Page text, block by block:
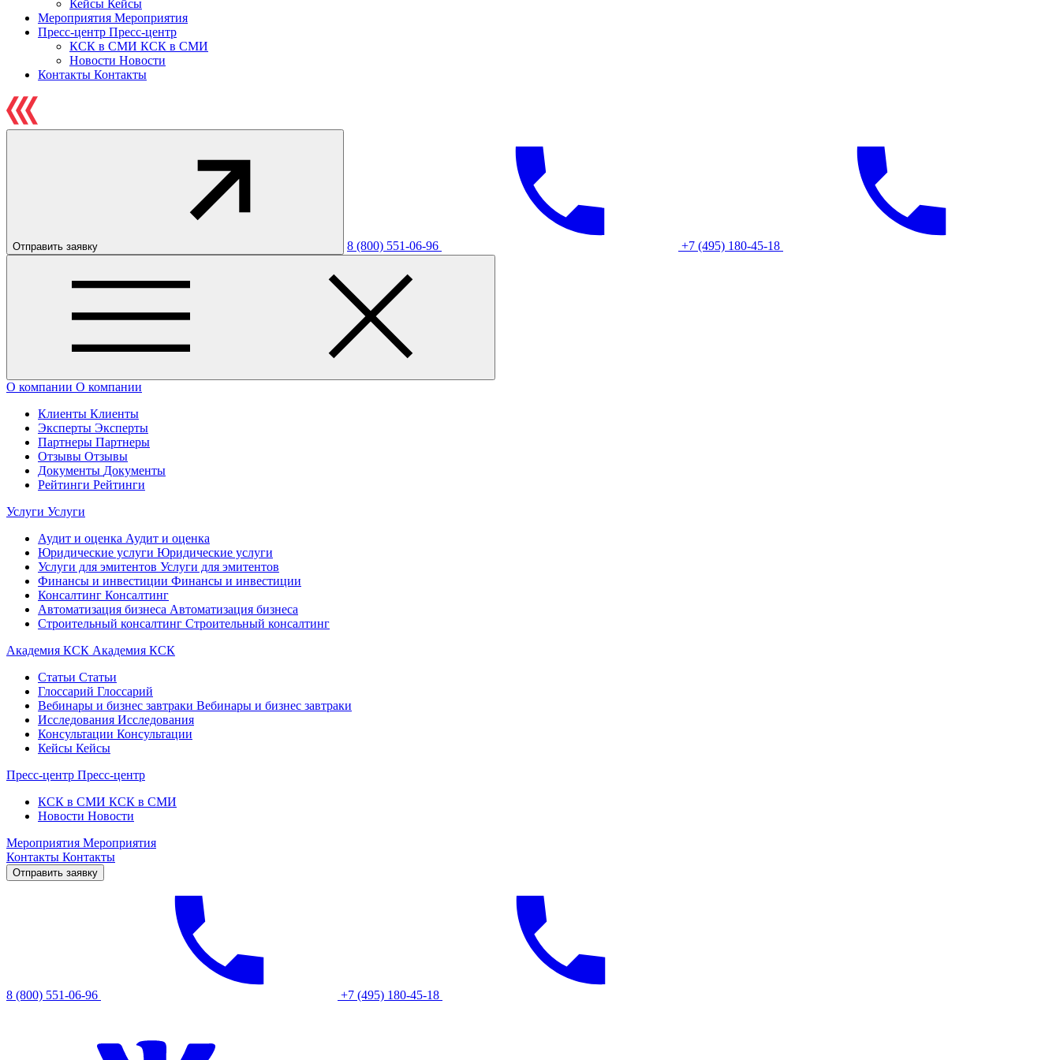
Кейсы Кейсы
Мероприятия Мероприятия
Пресс-центр Пресс-центр
КСК в СМИ КСК в СМИ
Новости Новости
Контакты Контакты
Отправить заявку 8 (800) 551-06-96 +7 (495) 180-45-18
О компании О компании
Клиенты Клиенты
Эксперты Эксперты
Партнеры Партнеры
Отзывы Отзывы
Документы Документы
Рейтинги Рейтинги
Услуги Услуги
Аудит и оценка Аудит и оценка
Юридические услуги Юридические услуги
Услуги для эмитентов Услуги для эмитентов
Финансы и инвестиции Финансы и инвестиции
Консалтинг Консалтинг
Автоматизация бизнеса Автоматизация бизнеса
Строительный консалтинг Строительный консалтинг
Академия КСК Академия КСК
Статьи Статьи
Глоссарий Глоссарий
Вебинары и бизнес завтраки Вебинары и бизнес завтраки
Исследования Исследования
Консультации Консультации
Кейсы Кейсы
Пресс-центр Пресс-центр
КСК в СМИ КСК в СМИ
Новости Новости
Мероприятия Мероприятия
Контакты Контакты
Отправить заявку
8 (800) 551-06-96 +7 (495) 180-45-18